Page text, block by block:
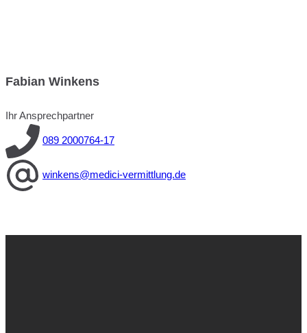
Fabian Winkens
Ihr Ansprechpartner
089 2000764-17
winkens@medici-vermittlung.de